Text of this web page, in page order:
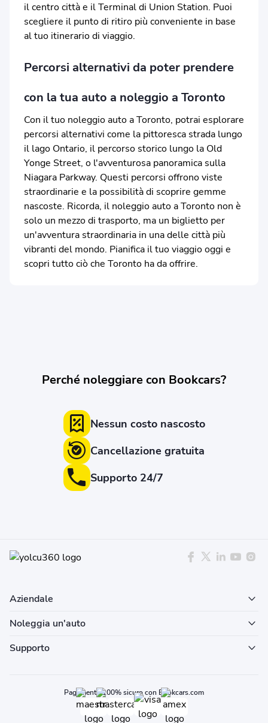
il centro città e il Terminal di Union Station. Puoi
scegliere il punto di ritiro più conveniente in base
al tuo itinerario di viaggio.
Percorsi alternativi da poter prendere
con la tua auto a noleggio a Toronto
Con il tuo noleggio auto a Toronto, potrai esplorare
percorsi alternativi come la pittoresca strada lungo
il lago Ontario, il percorso storico lungo la Old
Yonge Street, o l'avventurosa panoramica sulla
Niagara Parkway. Questi percorsi offrono viste
straordinarie e la possibilità di scoprire gemme
nascoste. Ricorda, il noleggio auto a Toronto non è
solo un mezzo di trasporto, ma un biglietto per
un'avventura straordinaria in una delle città più
vibranti del mondo. Pianifica il tuo viaggio oggi e
scopri tutto ciò che Toronto ha da offrire.
Perché noleggiare con Bookcars?
Nessun costo nascosto
Cancellazione gratuita
Supporto 24/7
Aziendale
Noleggia un'auto
Supporto
Pagamento 100% sicuro con Bookcars.com